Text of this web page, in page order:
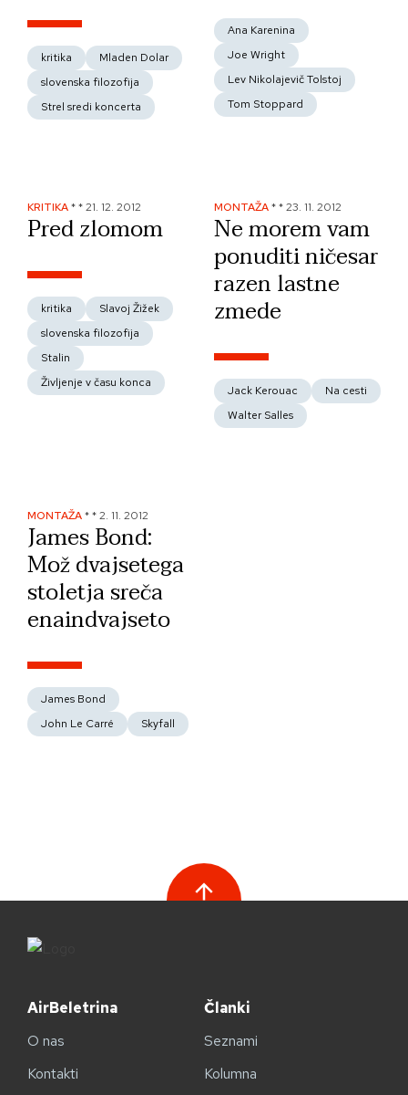
kritika
Mladen Dolar
slovenska filozofija
Strel sredi koncerta
Ana Karenina
Joe Wright
Lev Nikolajevič Tolstoj
Tom Stoppard
KRITIKA**21. 12. 2012
Pred zlomom
kritika
Slavoj Žižek
slovenska filozofija
Stalin
Življenje v času konca
MONTAŽA**23. 11. 2012
Ne morem vam
ponuditi ničesar
razen lastne
zmede
Jack Kerouac
Na cesti
Walter Salles
MONTAŽA**2. 11. 2012
James Bond:
Mož dvajsetega
stoletja sreča
enaindvajseto
James Bond
John Le Carré
Skyfall
AirBeletrina
O nas
Kontakti
Članki
Seznami
Kolumna